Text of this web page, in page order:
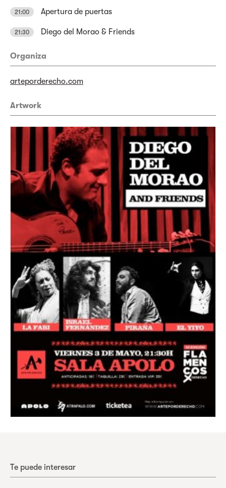
21:00 Apertura de puertas
21:30 Diego del Morao & Friends
Organiza
arteporderecho.com
Artwork
Te puede interesar